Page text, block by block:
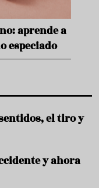
del
el tiro y
y ahora